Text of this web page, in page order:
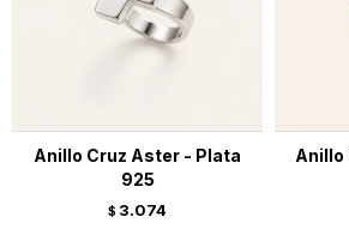
Anillo Cruz Aster - Plata
925
$ 3.074
Anillo